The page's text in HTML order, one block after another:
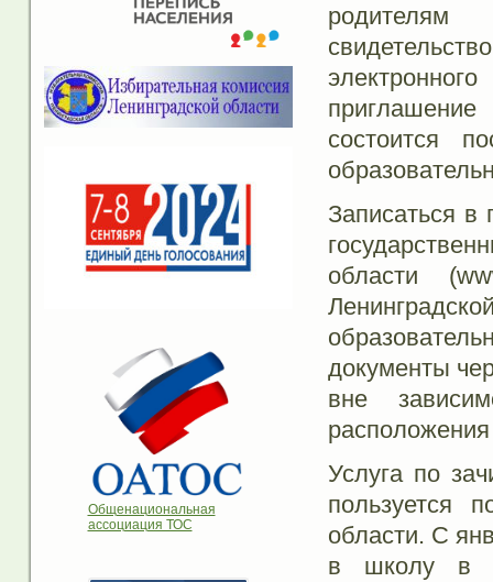
Общенациональная
ассоциация ТОС
родителям
состоится
Записаться в
области
документы
вне
Услуга по
пользуется
области. С
в школу в